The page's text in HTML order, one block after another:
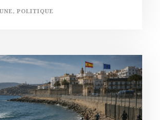
, POLITIQUE